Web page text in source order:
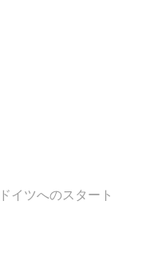
イツへのスタート